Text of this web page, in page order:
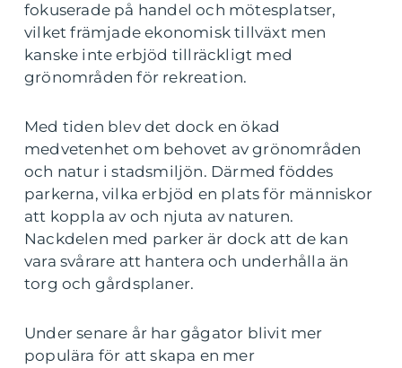
fokuserade på handel och mötesplatser,
vilket främjade ekonomisk tillväxt men
kanske inte erbjöd tillräckligt med
grönområden för rekreation.
Med tiden blev det dock en ökad
medvetenhet om behovet av grönområden
och natur i stadsmiljön. Därmed föddes
parkerna, vilka erbjöd en plats för människor
att koppla av och njuta av naturen.
Nackdelen med parker är dock att de kan
vara svårare att hantera och underhålla än
torg och gårdsplaner.
Under senare år har gågator blivit mer
populära för att skapa en mer